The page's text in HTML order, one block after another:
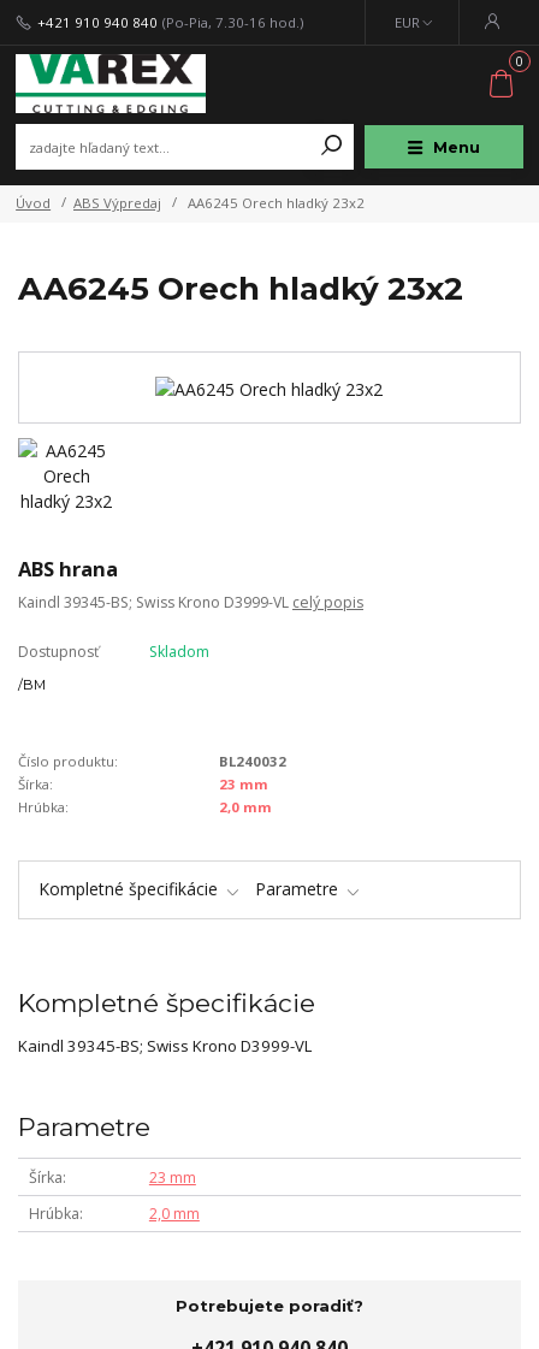
Menu
EUR
+421 910 940 840 (Po-Pia, 7.30-16 hod.)
0
Úvod ABS Výpredaj AA6245 Orech hladký 23x2
AA6245 Orech hladký 23x2
ABS hrana
Kaindl 39345-BS; Swiss Krono D3999-VL celý popis
Dostupnosť Skladom
/BM
Číslo produktu:
BL240032
Šírka:
23 mm
Hrúbka:
2,0 mm
Kompletné špecifikácie Parametre
Kompletné špecifikácie
Kaindl 39345-BS; Swiss Krono D3999-VL
Parametre
Šírka
23 mm
Hrúbka
2,0 mm
Potrebujete poradiť?